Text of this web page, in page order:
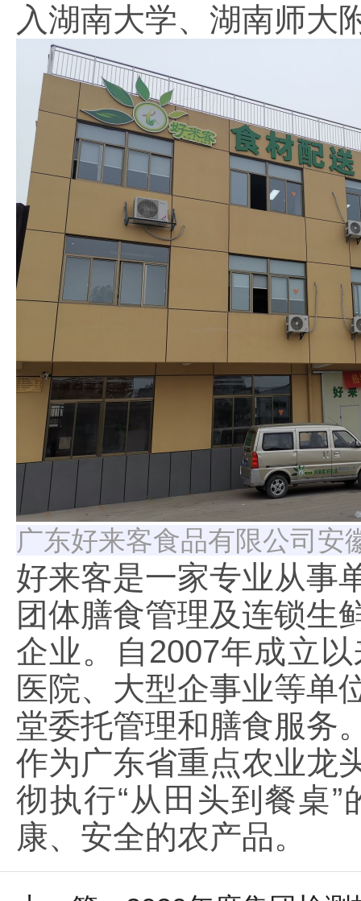
入湖南大学、湖南师大
广东好来客食品有限公司安
好来客是一家专业从事
团体膳食管理及连锁生
企业。自2007年成立
医院、大型企事业等单
堂委托管理和膳食服务
作为广东省重点农业龙
彻执行“从田头到餐桌
康、安全的农产品。